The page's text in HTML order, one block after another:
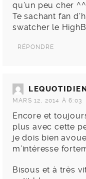
qu’un peu cher
Te sachant fan
swatcher le
RÉPONDRE
MARS 12, 2014 À 6:03
Encore et
plus avec cette
je dois bien
m’intéresse
Bisous et à très